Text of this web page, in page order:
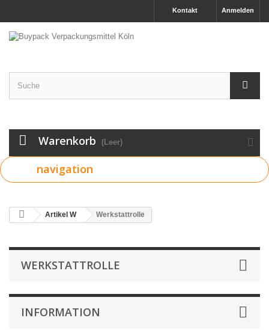
Anmelden
Kontakt
Warenkorb (Leer)
navigation
Artikel W Werkstattrolle
WERKSTATTROLLE
INFORMATION